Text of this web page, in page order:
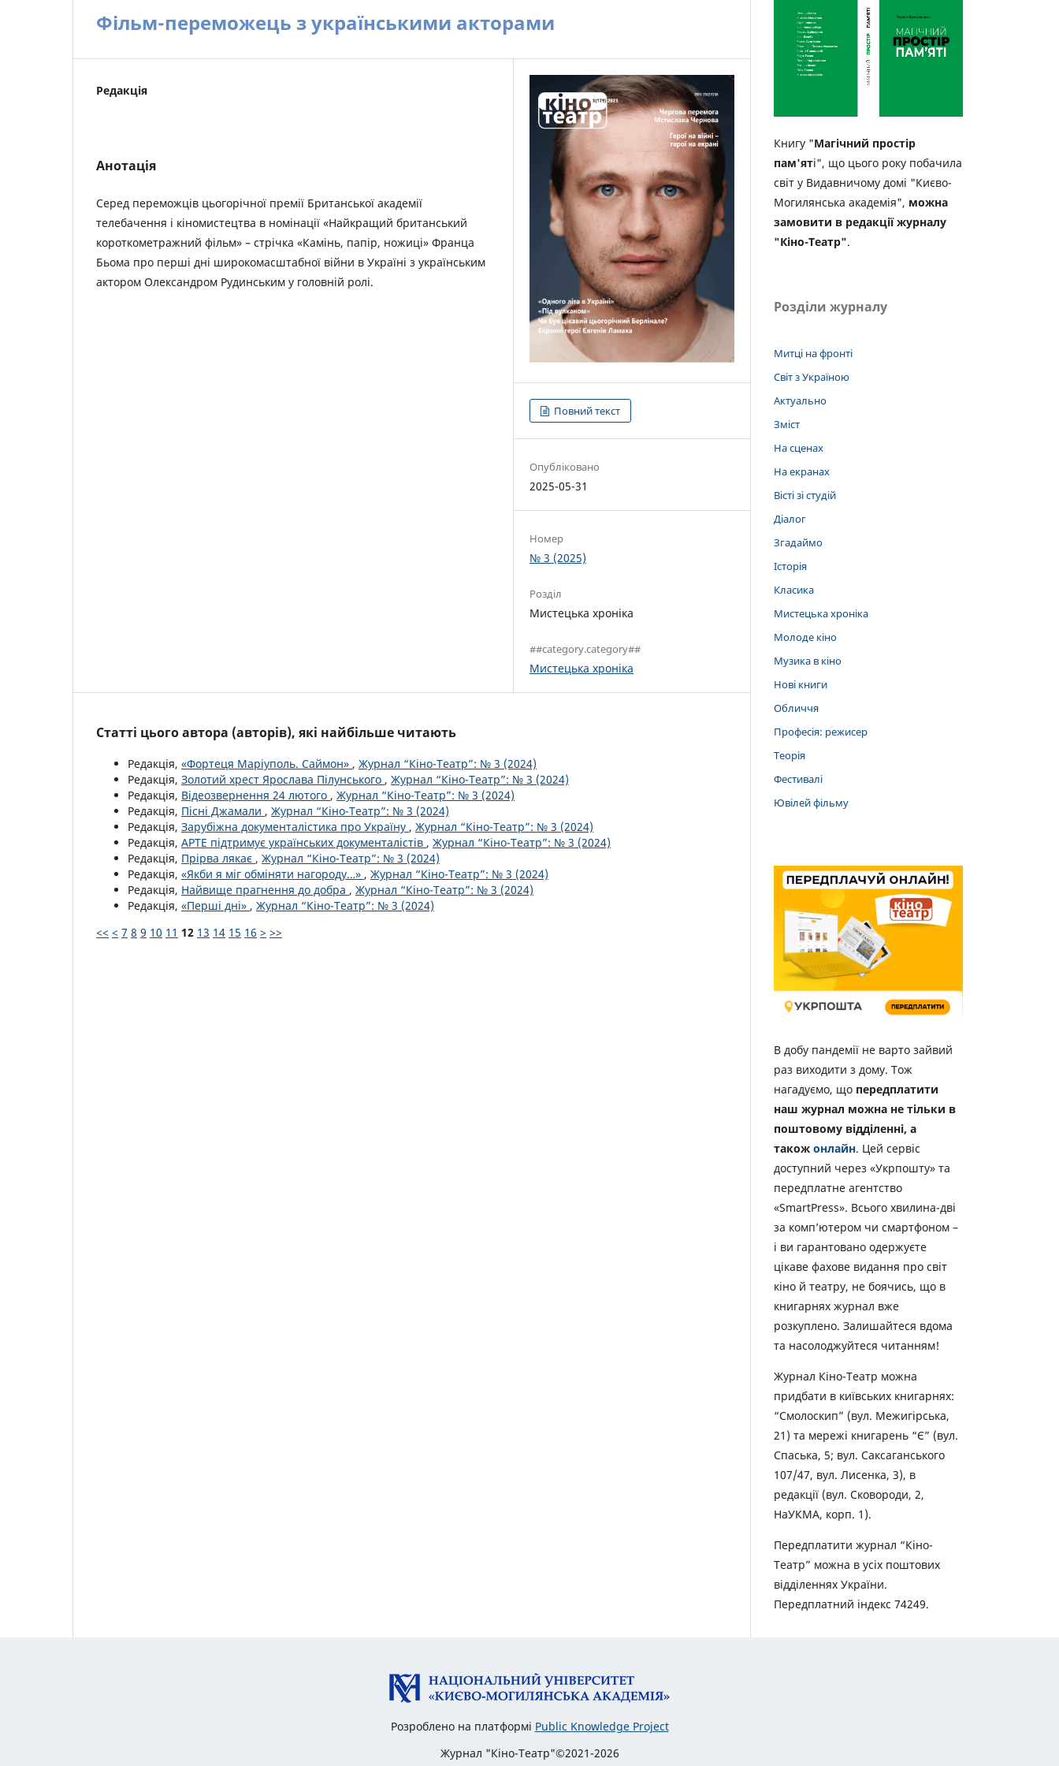
Фільм-переможець з українськими акторами
Редакція
Анотація
Серед переможців цьогорічної премії Британської академії
телебачення і кіномистецтва в номінації «Найкращий британський
короткометражний фільм» – стрічка «Камінь, папір, ножиці» Франца
Бьома про перші дні широкомасштабної війни в Україні з українським
актором Олександром Рудинським у головній ролі.
Повний текст
Опубліковано
2025-05-31
Номер
№ 3 (2025)
Розділ
Мистецька хроніка
##category.category##
Мистецька хроніка
Статті цього автора (авторів), які найбільше читають
Редакція, «Фортеця Маріуполь. Саймон» , Журнал “Кіно-Театр”: № 3 (2024)
Редакція, Золотий хрест Ярослава Пілунського , Журнал “Кіно-Театр”: № 3 (2024)
Редакція, Відеозвернення 24 лютого , Журнал “Кіно-Театр”: № 3 (2024)
Редакція, Пісні Джамали , Журнал “Кіно-Театр”: № 3 (2024)
Редакція, Зарубіжна документалістика про Україну , Журнал “Кіно-Театр”: № 3 (2024)
Редакція, АРТЕ підтримує українських документалістів , Журнал “Кіно-Театр”: № 3 (2024)
Редакція, Прірва лякає , Журнал “Кіно-Театр”: № 3 (2024)
Редакція, «Якби я міг обміняти нагороду…» , Журнал “Кіно-Театр”: № 3 (2024)
Редакція, Найвище прагнення до добра , Журнал “Кіно-Театр”: № 3 (2024)
Редакція, «Перші дні» , Журнал “Кіно-Театр”: № 3 (2024)
<< < 7 8 9 10 11 12 13 14 15 16 > >>
Книгу "Магічний простір
пам'яті", що цього року побачила
світ у Видавничому домі "Києво-
Могилянська академія", можна
замовити в редакції журналу
"Кіно-Театр".
Розділи журналу
Митці на фронті
Світ з Україною
Актуально
Зміст
На сценах
На екранах
Вісті зі студій
Діалог
Згадаймо
Історія
Класика
Мистецька хроніка
Молоде кіно
Музика в кіно
Нові книги
Обличчя
Професія: режисер
Теорія
Фестивалі
Ювілей фільму
В добу пандемії не варто зайвий
раз виходити з дому. Тож
нагадуємо, що передплатити
наш журнал можна не тільки в
поштовому відділенні, а
також онлайн. Цей сервіс
доступний через «Укрпошту» та
передплатне агентство
«SmartPress». Всього хвилина-дві
за комп’ютером чи смартфоном –
і ви гарантовано одержуєте
цікаве фахове видання про світ
кіно й театру, не боячись, що в
книгарнях журнал вже
розкуплено. Залишайтеся вдома
та насолоджуйтеся читанням!
Журнал Кіно-Театр можна
придбати в київських книгарнях:
“Смолоскип” (вул. Межигірська,
21) та мережі книгарень “Є” (вул.
Спаська, 5; вул. Саксаганського
107/47, вул. Лисенка, 3), в
редакції (вул. Сковороди, 2,
НаУКМА, корп. 1).
Передплатити журнал “Кіно-
Театр” можна в усіх поштових
відділеннях України.
Передплатний індекс 74249.
Розроблено на платформі Public Knowledge Project
Журнал "Кіно-Театр"©2021-2026